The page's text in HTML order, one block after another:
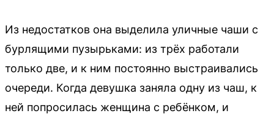
Из недостатков она выделила уличные чаши с
бурлящими пузырьками: из трёх работали
только две, и к ним постоянно выстраивались
очереди. Когда девушка заняла одну из чаш, к
ней попросилась женщина с ребёнком, и